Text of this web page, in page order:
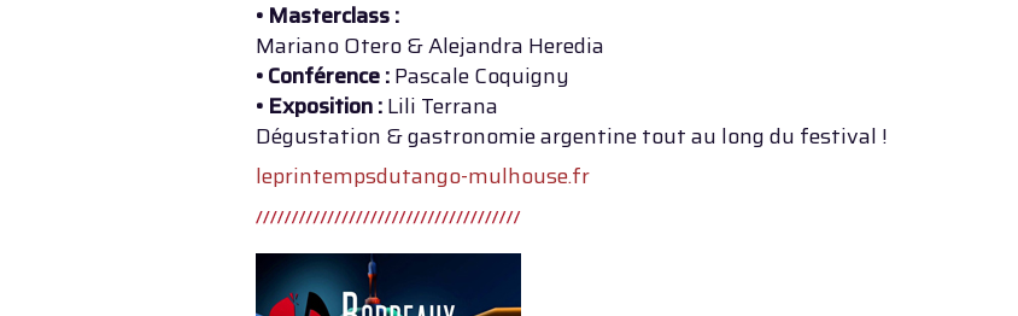
• Masterclass :
Mariano Otero & Alejandra Heredia
• Conférence :Pascale Coquigny
• Exposition :Lili Terrana
Dégustation & gastronomie argentine tout au long du festival !
leprintempsdutango-mulhouse.fr